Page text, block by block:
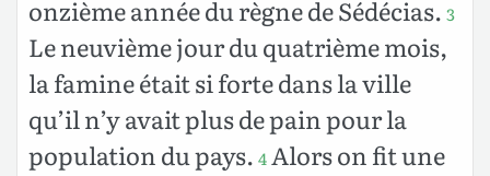
onzième année du règne de Sédécias. 3
Le neuvième jour du quatrième mois,
la famine était si forte dans la ville
qu’il n’y avait plus de pain pour la
population du pays. 4Alors on fit une